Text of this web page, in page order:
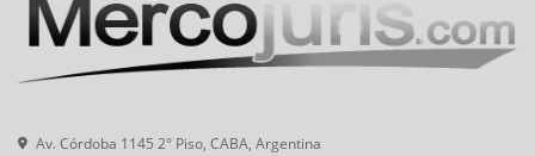
Av. Córdoba 1145 2° Piso, CABA, Argentina